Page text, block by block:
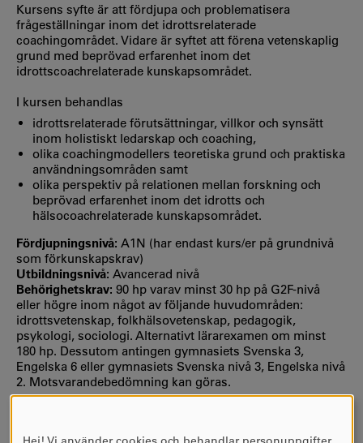
Kursens syfte är att fördjupa och problematisera
frågeställningar inom det idrottsrelaterade
coachingområdet. Vidare är syftet att förena vetenskaplig
grund med beprövad erfarenhet inom det
idrottscoachrelaterade kunskapsområdet.
I kursen behandlas
idrottsrelaterade förutsättningar, villkor och synsätt
inom holistiskt ledarskap och coaching,
olika coachingmodellers teoretiska grund och praktiska
användningsområden samt
olika perspektiv på relationen mellan forskning och
beprövad erfarenhet inom det idrotts och
hälsocoachrelaterade kunskapsområdet.
Fördjupningsnivå: A1N (har endast kurs/er på grundnivå
som förkunskapskrav)
Utbildningsnivå: Avancerad nivå
Behörighetskrav: 90 hp varav minst 30 hp på G2F-nivå
eller högre inom något av följande huvudområden:
idrottsvetenskap, folkhälsovetenskap, pedagogik,
psykologi, sociologi. Alternativt lärarexamen om minst
180 hp. Dessutom antingen gymnasiets Svenska 3,
Engelska 6 eller gymnasiets Svenska nivå 3, Engelska nivå
2. Motsvarandebedömning kan göras.